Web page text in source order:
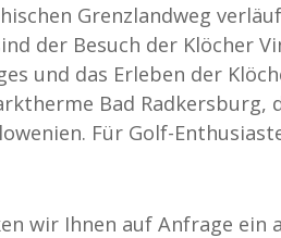
Grenzlandweg
der Besuch der Klöcher
und das Erleben der
Bad Radkersburg,
Für Golf-
wir Ihnen auf Anfrage ein